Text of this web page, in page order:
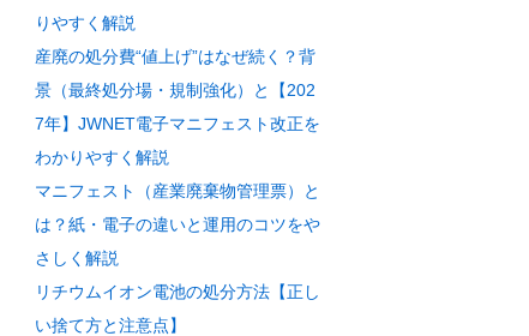
りやすく解説
産廃の処分費“値上げ”はなぜ続く？背
景（最終処分場・規制強化）と【202
7年】JWNET電子マニフェスト改正を
わかりやすく解説
マニフェスト（産業廃棄物管理票）と
は？紙・電子の違いと運用のコツをや
さしく解説
リチウムイオン電池の処分方法【正し
い捨て方と注意点】